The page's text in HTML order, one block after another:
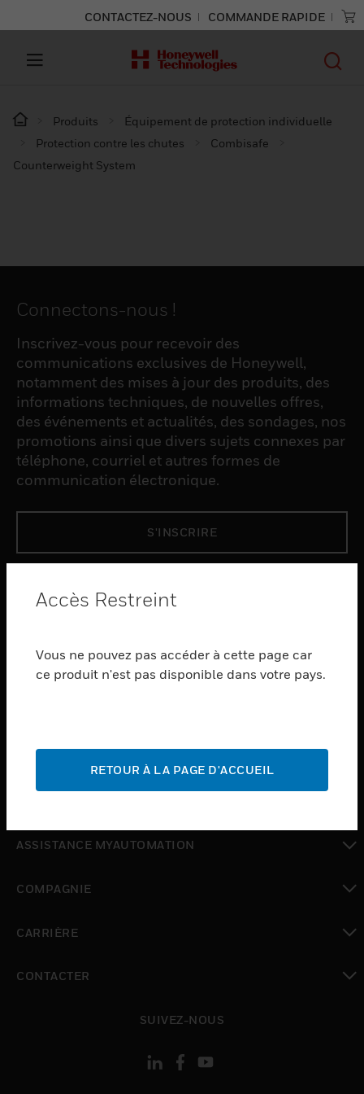
CONTACTEZ-NOUS COMMANDE RAPIDE
Produits
Équipement de protection individuelle
Protection contre les chutes
Combisafe
Counterweight System
Connectons-nous !
Inscrivez-vous pour recevoir des
communications exclusives de Honeywell,
notamment des mises à jour des produits, des
informations techniques, de nouvelles offres,
des événements et actualités, des sondages, nos
promotions ainsi que divers sujets connexes par
téléphone, courriel et autres formes de
communication électronique.
S'INSCRIRE
toggle view
SERVICES
toggle view
toggle view
toggle view
ASSISTANCE MYAUTOMATION
COMPAGNIE
CARRIÈRE
CONTACTER
SUIVEZ-NOUS
Accès Restreint
Vous ne pouvez pas accéder à cette page car
ce produit n'est pas disponible dans votre pays.
RETOUR À LA PAGE D'ACCUEIL